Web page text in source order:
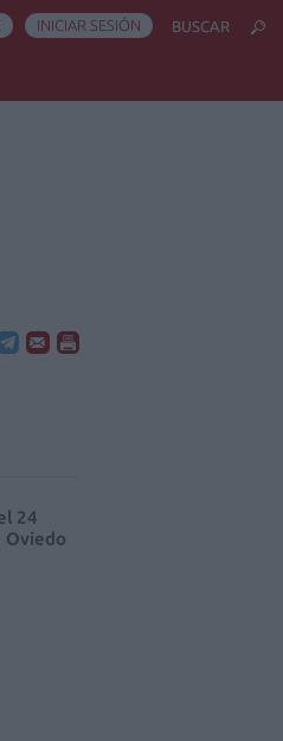
INICIAR SESIÓN BUSCAR
24
Oviedo